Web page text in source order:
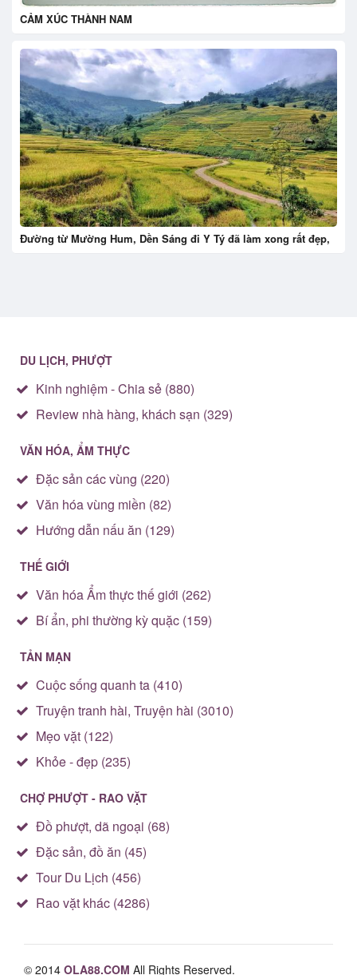
CẢM XÚC THÀNH NAM
Đường từ Mường Hum, Dền Sáng đi Y Tý đã làm xong rất đẹp,
DU LỊCH, PHƯỢT
Kinh nghiệm - Chia sẻ (880)
Review nhà hàng, khách sạn (329)
VĂN HÓA, ẨM THỰC
Đặc sản các vùng (220)
Văn hóa vùng miền (82)
Hướng dẫn nấu ăn (129)
THẾ GIỚI
Văn hóa Ẩm thực thế giới (262)
Bí ẩn, phi thường kỳ quặc (159)
TẢN MẠN
Cuộc sống quanh ta (410)
Truyện tranh hài, Truyện hài (3010)
Mẹo vặt (122)
Khỏe - đẹp (235)
CHỢ PHƯỢT - RAO VẶT
Đồ phượt, dã ngoại (68)
Đặc sản, đồ ăn (45)
Tour Du Lịch (456)
Rao vặt khác (4286)
© 2014 OLA88.COM All Rights Reserved.